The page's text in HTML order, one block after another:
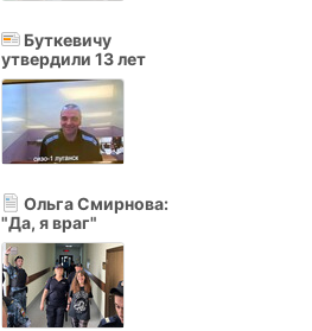
Буткевичу
утвердили 13 лет
Ольга Смирнова:
"Да, я враг"